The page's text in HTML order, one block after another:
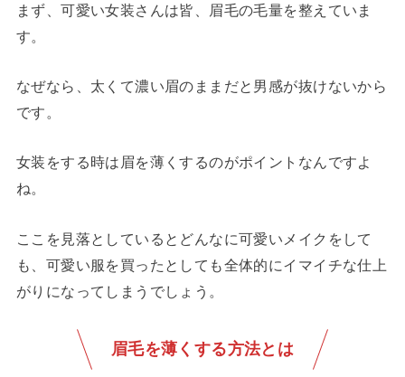
まず、可愛い女装さんは皆、眉毛の毛量を整えていま
す。
なぜなら、太くて濃い眉のままだと男感が抜けないから
です。
女装をする時は眉を薄くするのがポイントなんですよ
ね。
ここを見落としているとどんなに可愛いメイクをして
も、可愛い服を買ったとしても全体的にイマイチな仕上
がりになってしまうでしょう。
眉毛を薄くする方法とは